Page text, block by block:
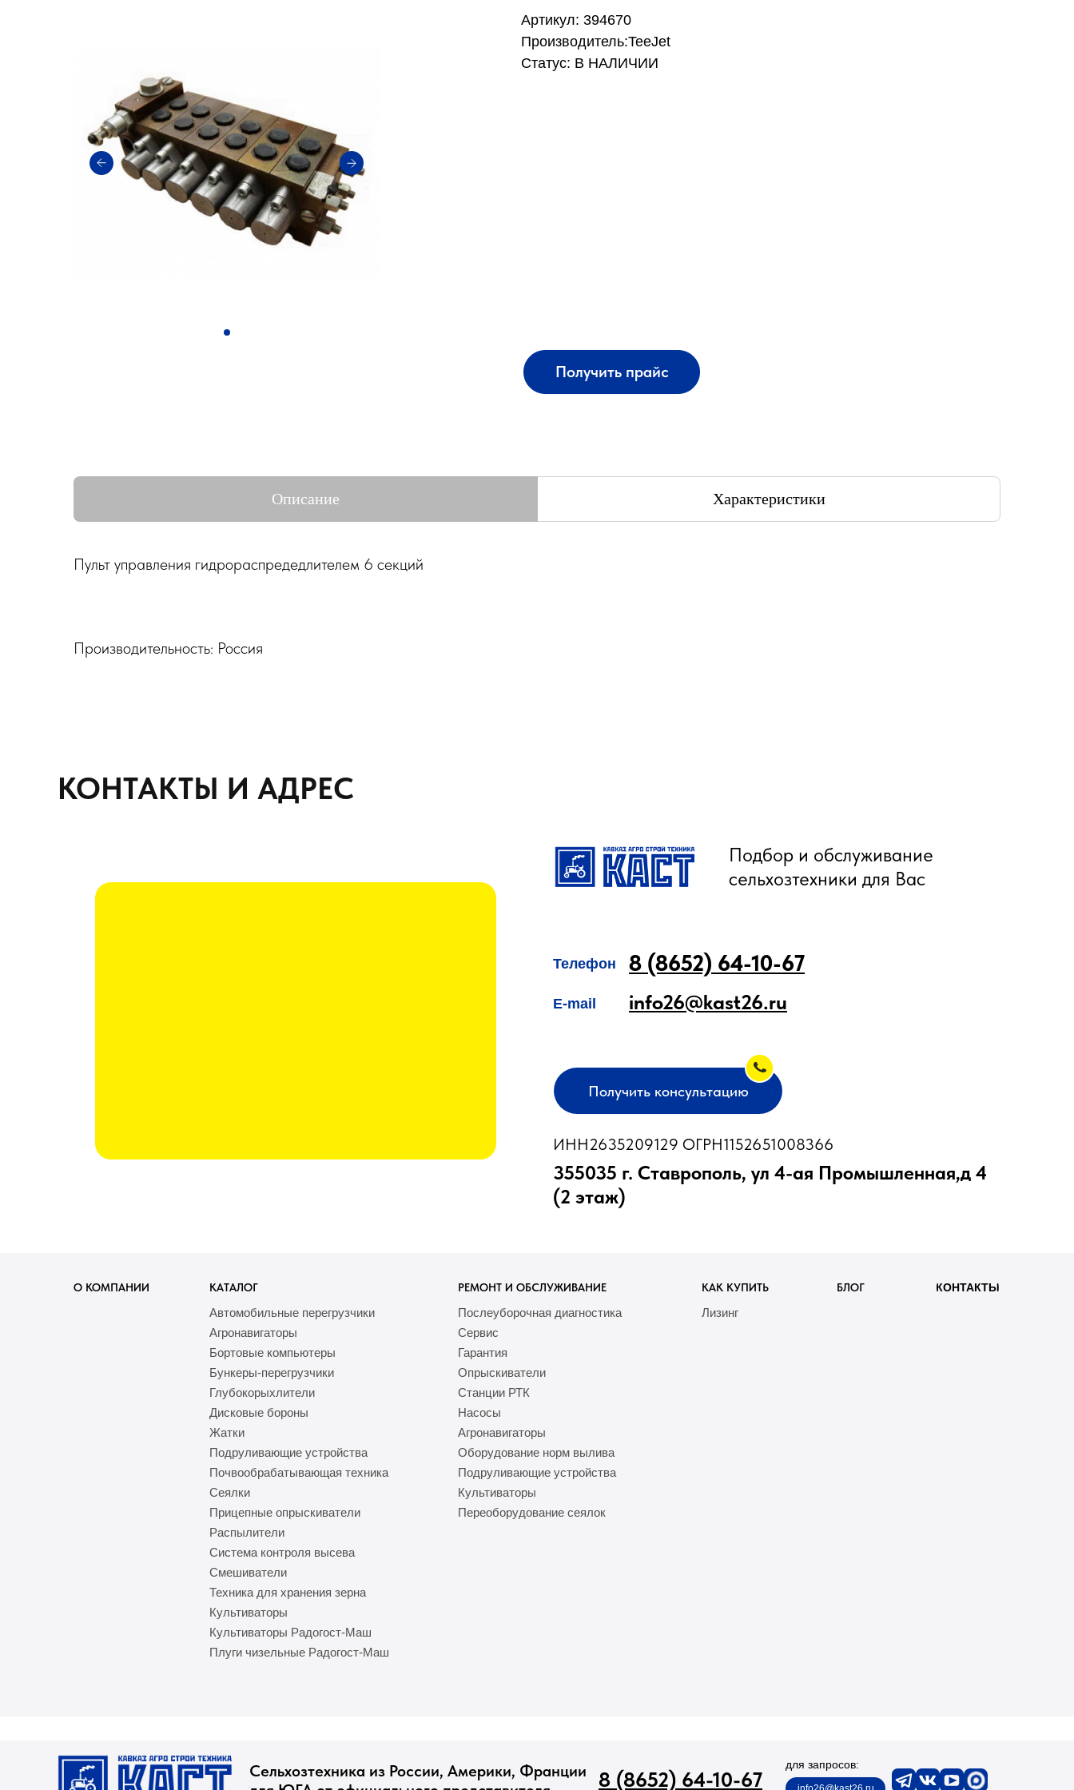
Артикул: 394670
Производитель:TeeJet
Статус: В НАЛИЧИИ
Получить прайс
Описание Характеристики
Пульт управления гидрораспредедлителем 6 секций
Производительность: Россия
КОНТАКТЫ И АДРЕС
Подбор и обслуживание
сельхозтехники для Вас
8 (8652) 64-10-67
info26@kast26.ru
Получить консультацию
355035 г. Ставрополь, ул 4-ая Промышленная,д 4
(2 этаж)
Телефон
E-mail
ИНН2635209129 ОГРН1152651008366
О КОМПАНИИ КАТАЛОГ КОНТАКТЫ
РЕМОНТ И ОБСЛУЖИВАНИЕ КАК КУПИТЬ БЛОГ
Автомобильные перегрузчики
Агронавигаторы
Бортовые компьютеры
Бункеры-перегрузчики
Глубокорыхлители
Дисковые бороны
Жатки
Подруливающие устройства
Почвообрабатывающая техника
Прицепные опрыскиватели
Распылители
Система контроля высева
Смешиватели
Техника для хранения зерна
Культиваторы
Культиваторы Радогост-Маш
Плуги чизельные Радогост-Маш
Послеуборочная диагностика
Сервис
Гарантия
Опрыскиватели
Станции РТК
Насосы
Агронавигаторы
Оборудование норм вылива
Подруливающие устройства
Культиваторы
Переоборудование сеялок
Лизинг
Сеялки
Сельхозтехника из России, Америки, Франции
8 (8652) 64-10-67
для запросов: